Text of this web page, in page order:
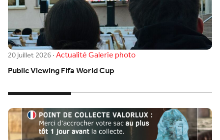
20 juillet 2026·ActualitéGalerie photo
Public Viewing Fifa World Cup